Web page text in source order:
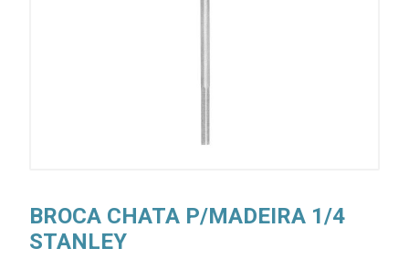
BROCA CHATA P/MADEIRA 1/4
STANLEY